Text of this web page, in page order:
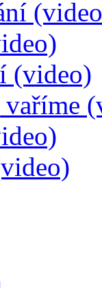
(video)
vaříme